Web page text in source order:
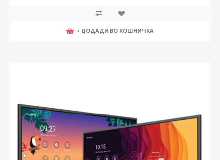
+ ДОДАДИ ВО КОШНИЧКА